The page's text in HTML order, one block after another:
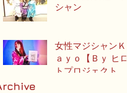
シャン
女性マジシャンＫ
ａｙｏ【Ｂｙ ヒロ
トプロジェクトチ